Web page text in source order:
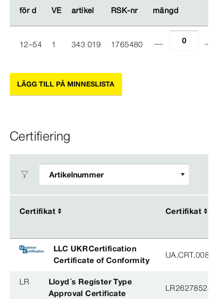
för d VE artikel RSK-​nr mängd
för d VE artikel RSK-​nr mängd
12–54 1 343 019 1765480
LÄGG TILL PÅ MINNESLISTA
Certifiering
Certifikat Certifikat
Certifikat Certifikat
LLC UKRCertification
Certificate of Conformity
LR
Lloyd´s Register Type
Approval Certificate